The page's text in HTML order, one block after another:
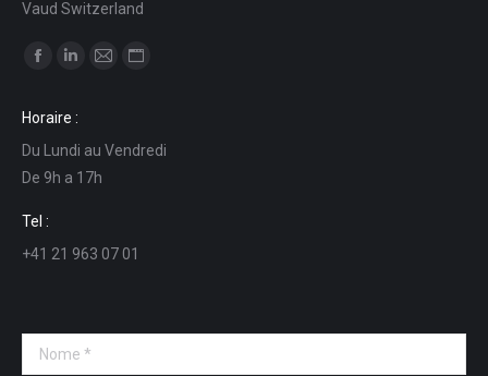
Vaud Switzerland
Ci puoi trovare su:
opens
in
new
window
opens
in
new
in
opens
Horaire :
Du Lundi au Vendredi
De 9h a 17h
Tel :
+41 21 963 07 01
Nome *